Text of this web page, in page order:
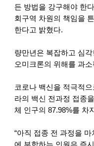
든 방법을 강구해야 한
회구역 차원의 책임을
한다고 밝혔다.
량만년은 복잡하고 심
오미크론의 위해를 과
코로나 백신을 적극적
라의 백신 전과정 접종
체 인구의 87.98%를 차
“아직 접종 전 과정을